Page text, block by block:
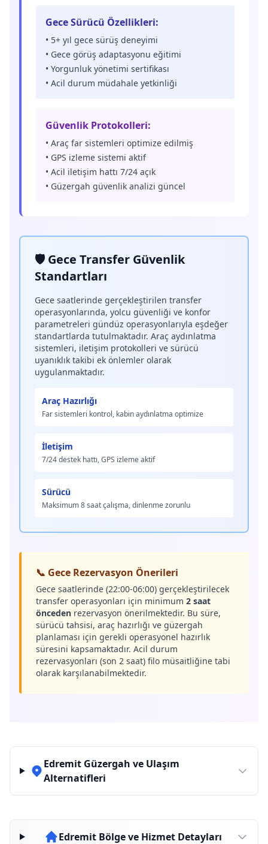
Gece Sürücü Özellikleri:
• 5+ yıl gece sürüş deneyimi
• Gece görüş adaptasyonu eğitimi
• Yorgunluk yönetimi sertifikası
• Acil durum müdahale yetkinliği
Güvenlik Protokolleri:
• Araç far sistemleri optimize edilmiş
• GPS izleme sistemi aktif
• Acil iletişim hattı 7/24 açık
• Güzergah güvenlik analizi güncel
🛡️ Gece Transfer Güvenlik
Standartları
Gece saatlerinde gerçekleştirilen transfer
operasyonlarında, yolcu güvenliği ve konfor
parametreleri gündüz operasyonlarıyla eşdeğer
standartlarda tutulmaktadır. Araç aydınlatma
sistemleri, iletişim protokolleri ve sürücü
uyanıklık takibi ek önlemler olarak
uygulanmaktadır.
Araç Hazırlığı
Far sistemleri kontrol, kabin aydınlatma optimize
İletişim
7/24 destek hattı, GPS izleme aktif
Sürücü
Maksimum 8 saat çalışma, dinlenme zorunlu
📞 Gece Rezervasyon Önerileri
Gece saatlerinde (22:00-06:00) gerçekleştirilecek
transfer operasyonları için minimum 2 saat
önceden rezervasyon önerilmektedir. Bu süre,
sürücü tahsisi, araç hazırlığı ve güzergah
planlaması için gerekli operasyonel hazırlık
süresini kapsamaktadır. Acil durum
rezervasyonları (son 2 saat) filo müsaitliğine tabi
olarak karşılanabilmektedir.
Edremit Güzergah ve Ulaşım
Alternatifleri
Edremit Bölge ve Hizmet Detayları